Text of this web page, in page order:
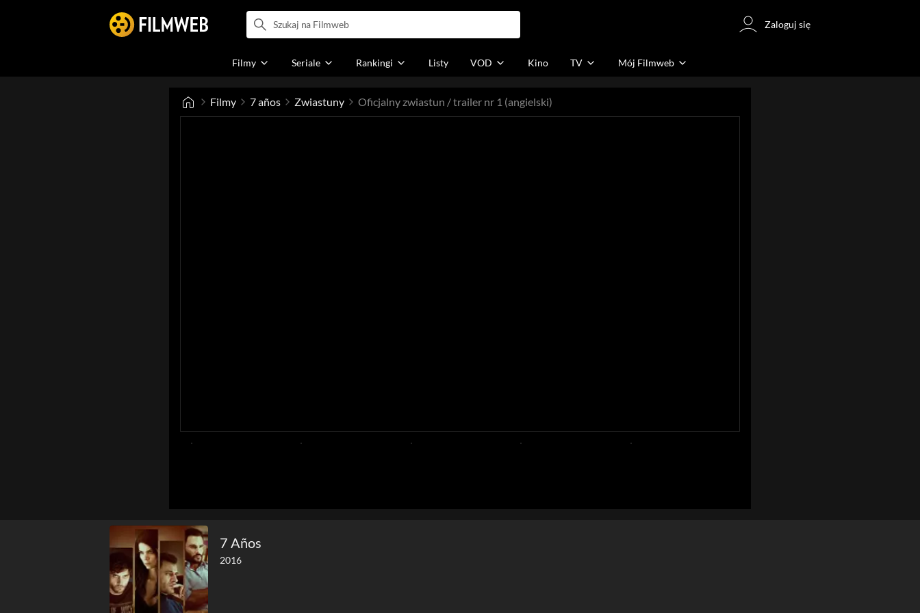
Zaloguj się
Filmy Seriale Rankingi Listy Mój Filmweb
VOD Kino TV
Filmy 7 años Zwiastuny Oficjalny zwiastun / trailer nr 1 (angielski)
7 Años
2016